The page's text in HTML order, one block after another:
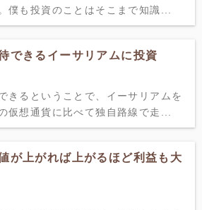
僕も投資のことはそこまで知識...
できるイーサリアムに投資
きるということで、イーサリアムを
仮想通貨に比べて独自路線で走...
が上がれば上がるほど利益も大